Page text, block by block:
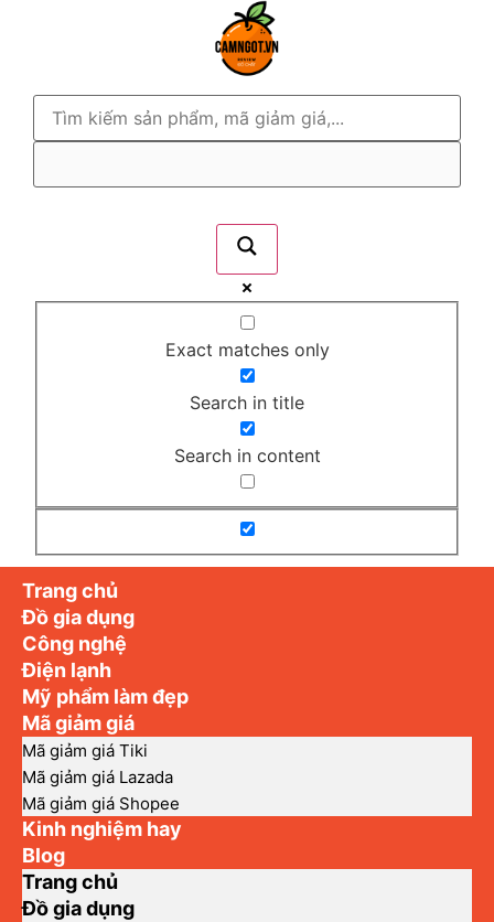
Exact matches only
Search in title
Search in content
Trang chủ
Đồ gia dụng
Công nghệ
Điện lạnh
Mỹ phẩm làm đẹp
Mã giảm giá
Mã giảm giá Tiki
Mã giảm giá Lazada
Mã giảm giá Shopee
Kinh nghiệm hay
Blog
Trang chủ
Đồ gia dụng